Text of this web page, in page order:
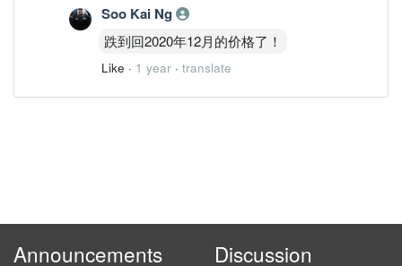
Soo Kai Ng
跌到回2020年12月的价格了！
Like · 1 year · translate
Announcements Discussion